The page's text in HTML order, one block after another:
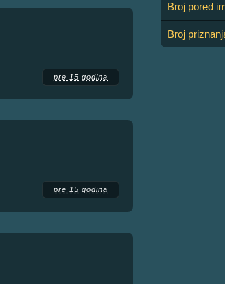
pre 15 godina
pre 15 godina
Broj pored
Broj